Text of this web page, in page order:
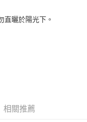
失，本公司不負相關責
形，本公司將視審查結果
若發現惡意使用之情形，
直曬於陽光下。
相關推薦